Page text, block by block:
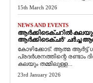
15th March 2026
NEWS AND EVENTS
ആർക്കിടെക്ചറിൽ
ആർക്കിടെക്ചർ’ ചർച്ച
​കോഴിക്കോട്: ആത്മ ആർട്ട്
പ്രദർശനത്തിന്റെ രണ്ടാം
കലയും തമ്മിലുള്ള...
23rd January 2026